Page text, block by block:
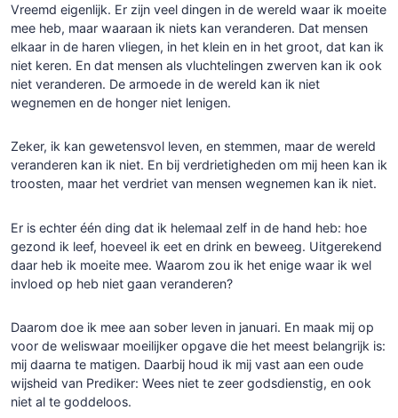
Vreemd eigenlijk. Er zijn veel dingen in de wereld waar ik moeite
mee heb, maar waaraan ik niets kan veranderen. Dat mensen
elkaar in de haren vliegen, in het klein en in het groot, dat kan ik
niet keren. En dat mensen als vluchtelingen zwerven kan ik ook
niet veranderen. De armoede in de wereld kan ik niet
wegnemen en de honger niet lenigen.
Zeker, ik kan gewetensvol leven, en stemmen, maar de wereld
veranderen kan ik niet. En bij verdrietigheden om mij heen kan ik
troosten, maar het verdriet van mensen wegnemen kan ik niet.
Er is echter één ding dat ik helemaal zelf in de hand heb: hoe
gezond ik leef, hoeveel ik eet en drink en beweeg. Uitgerekend
daar heb ik moeite mee. Waarom zou ik het enige waar ik wel
invloed op heb niet gaan veranderen?
Daarom doe ik mee aan sober leven in januari. En maak mij op
voor de weliswaar moeilijker opgave die het meest belangrijk is:
mij daarna te matigen. Daarbij houd ik mij vast aan een oude
wijsheid van Prediker: Wees niet te zeer godsdienstig, en ook
niet al te goddeloos.